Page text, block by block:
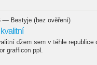
— Bestyje (bez ověření)
džem sem v téhle
grafficon ppl.